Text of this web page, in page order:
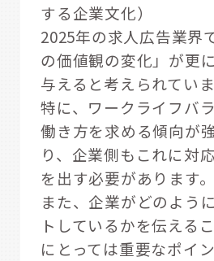
する企業文化）
2025年の求人広告業界
の価値観の変化」が更
与えると考えられていま
特に、ワークライフバ
働き方を求める傾向が
り、企業側もこれに対
を出す必要があります。
また、企業がどのよう
トしているかを伝える
にとっては重要なポイン